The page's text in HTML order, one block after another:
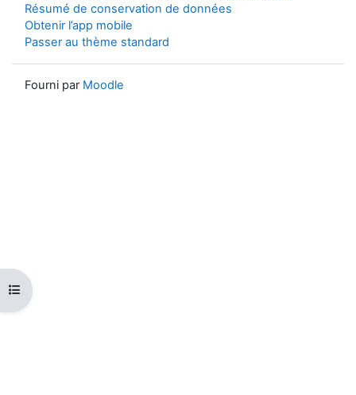
Ouvrir l’index du cours
Résumé de conservation de données
Obtenir l’app mobile
Passer au thème standard
Fourni par Moodle